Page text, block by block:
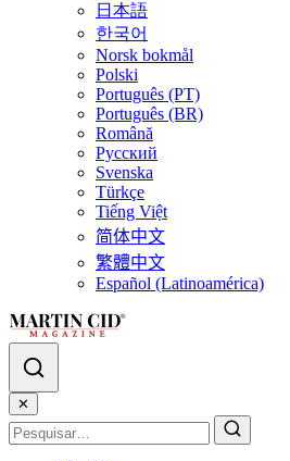
日本語
한국어
Norsk bokmål
Polski
Português (PT)
Português (BR)
Română
Русский
Svenska
Türkçe
Tiếng Việt
简体中文
繁體中文
Español (Latinoamérica)
✕